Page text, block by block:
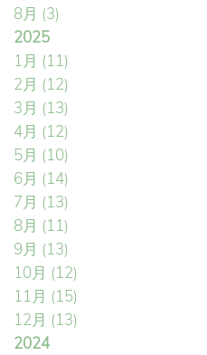
8月 (3)
2025
1月 (11)
2月 (12)
3月 (13)
4月 (12)
5月 (10)
6月 (14)
7月 (13)
8月 (11)
9月 (13)
10月 (12)
11月 (15)
12月 (13)
2024